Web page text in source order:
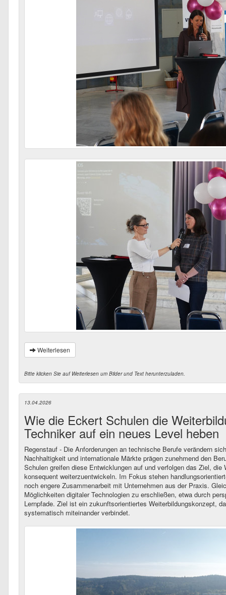
Weiterlesen
Bitte klicken Sie auf Weiterlesen um Bilder und Text herunterzuladen.
13.04.2026
Wie die Eckert Schulen die
Techniker auf ein neues Level heben
Regenstauf - Die Anforderungen an technische Berufe verändern
Nachhaltigkeit und internationale Märkte prägen zunehmend den
Schulen greifen diese Entwicklungen auf und verfolgen das Ziel,
konsequent weiterzuentwickeln. Im Fokus stehen
noch engere Zusammenarbeit mit Unternehmen aus der Praxis.
Möglichkeiten digitaler Technologien zu erschließen, etwa durch
Lernpfade. Ziel ist ein zukunftsorientiertes Weiterbildungskonzept,
systematisch miteinander verbindet.